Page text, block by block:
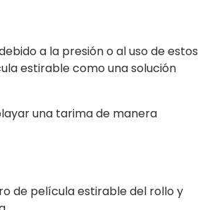
a la presión o al uso de estos
estirable como una solución
una tarima de manera
de película estirable del rollo y